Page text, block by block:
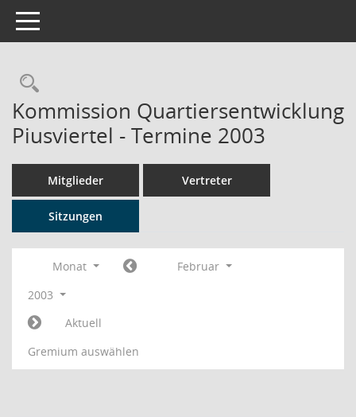
Toggle navigation
Rechercheauswahl
Kommission Quartiersentwicklung
Piusviertel - Termine 2003
Mitglieder Vertreter
Sitzungen
Monat
Februar
2003
Aktuell
Gremium auswählen